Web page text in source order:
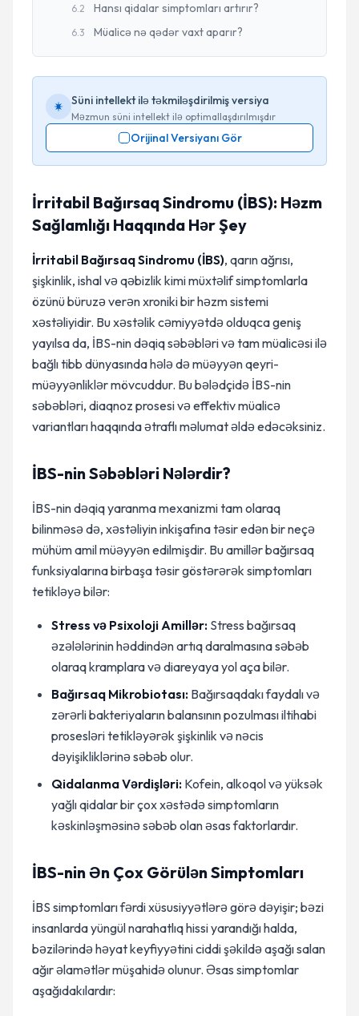
6.2 Hansı qidalar simptomları artırır?
6.3 Müalicə nə qədər vaxt aparır?
Süni intellekt ilə təkmiləşdirilmiş versiya
Məzmun süni intellekt ilə optimallaşdırılmışdır
Orijinal Versiyanı Gör
İrritabil Bağırsaq Sindromu (İBS): Həzm
Sağlamlığı Haqqında Hər Şey
İrritabil Bağırsaq Sindromu (İBS), qarın ağrısı,
şişkinlik, ishal və qəbizlik kimi müxtəlif simptomlarla
özünü büruzə verən xroniki bir həzm sistemi
xəstəliyidir. Bu xəstəlik cəmiyyətdə olduqca geniş
yayılsa da, İBS-nin dəqiq səbəbləri və tam müalicəsi ilə
bağlı tibb dünyasında hələ də müəyyən qeyri-
müəyyənliklər mövcuddur. Bu bələdçidə İBS-nin
səbəbləri, diaqnoz prosesi və effektiv müalicə
variantları haqqında ətraflı məlumat əldə edəcəksiniz.
İBS-nin Səbəbləri Nələrdir?
İBS-nin dəqiq yaranma mexanizmi tam olaraq
bilinməsə də, xəstəliyin inkişafına təsir edən bir neçə
mühüm amil müəyyən edilmişdir. Bu amillər bağırsaq
funksiyalarına birbaşa təsir göstərərək simptomları
tetikləyə bilər:
Stress və Psixoloji Amillər: Stress bağırsaq
əzələlərinin həddindən artıq daralmasına səbəb
olaraq kramplara və diareyaya yol aça bilər.
Bağırsaq Mikrobiotası: Bağırsaqdakı faydalı və
zərərli bakteriyaların balansının pozulması iltihabi
prosesləri tetikləyərək şişkinlik və nəcis
dəyişikliklərinə səbəb olur.
Qidalanma Vərdişləri: Kofein, alkoqol və yüksək
yağlı qidalar bir çox xəstədə simptomların
kəskinləşməsinə səbəb olan əsas faktorlardır.
İBS-nin Ən Çox Görülən Simptomları
İBS simptomları fərdi xüsusiyyətlərə görə dəyişir; bəzi
insanlarda yüngül narahatlıq hissi yarandığı halda,
bəzilərində həyat keyfiyyətini ciddi şəkildə aşağı salan
ağır əlamətlər müşahidə olunur. Əsas simptomlar
aşağıdakılardır: